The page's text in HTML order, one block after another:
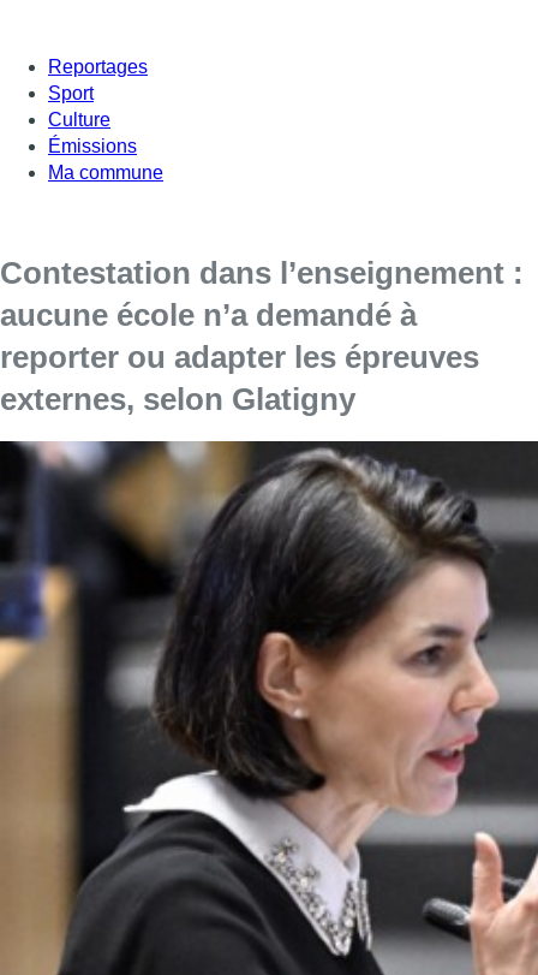
Reportages
Sport
Culture
Émissions
Ma commune
Contestation dans l’enseignement :
aucune école n’a demandé à
reporter ou adapter les épreuves
externes, selon Glatigny